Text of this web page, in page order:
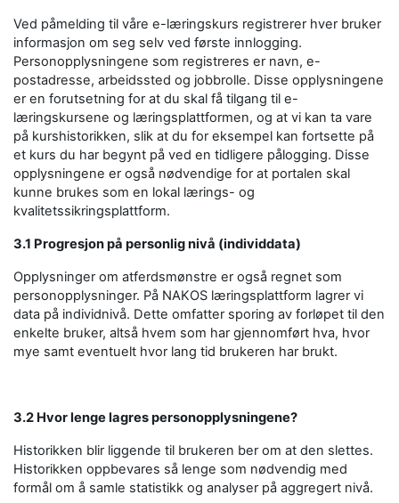
Ved påmelding til våre e-læringskurs registrerer hver bruker
informasjon om seg selv ved første innlogging.
Personopplysningene som registreres er navn, e-
postadresse, arbeidssted og jobbrolle. Disse opplysningene
er en forutsetning for at du skal få tilgang til e-
læringskursene og læringsplattformen, og at vi kan ta vare
på kurshistorikken, slik at du for eksempel kan fortsette på
et kurs du har begynt på ved en tidligere pålogging. Disse
opplysningene er også nødvendige for at portalen skal
kunne brukes som en lokal lærings- og
kvalitetssikringsplattform.
3.1 Progresjon på personlig nivå (individdata)
Opplysninger om atferdsmønstre er også regnet som
personopplysninger. På NAKOS læringsplattform lagrer vi
data på individnivå. Dette omfatter sporing av forløpet til den
enkelte bruker, altså hvem som har gjennomført hva, hvor
mye samt eventuelt hvor lang tid brukeren har brukt.
3.2 Hvor lenge lagres personopplysningene?
Historikken blir liggende til brukeren ber om at den slettes.
Historikken oppbevares så lenge som nødvendig med
formål om å samle statistikk og analyser på aggregert nivå.